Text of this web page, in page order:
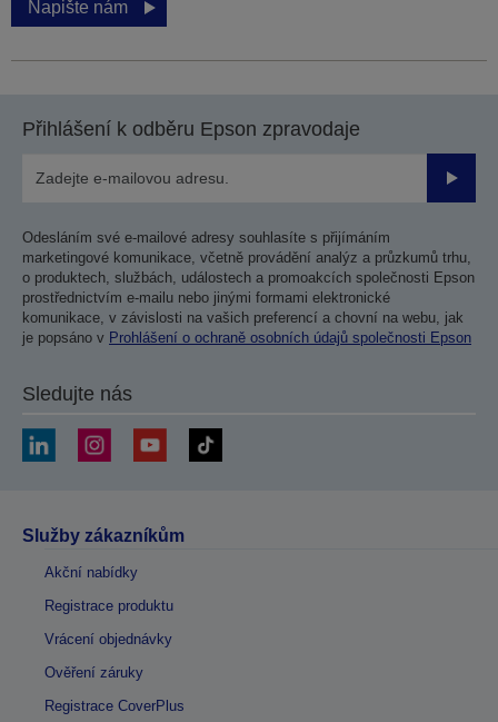
Napište nám
Přihlášení k odběru Epson zpravodaje
Odesláním své e-mailové adresy souhlasíte s přijímáním
marketingové komunikace, včetně provádění analýz a průzkumů trhu,
o produktech, službách, událostech a promoakcích společnosti Epson
prostřednictvím e-mailu nebo jinými formami elektronické
komunikace, v závislosti na vašich preferencí a chovní na webu, jak
je popsáno v Prohlášení o ochraně osobních údajů společnosti Epson
Sledujte nás
Služby zákazníkům
Akční nabídky
Registrace produktu
Vrácení objednávky
Ověření záruky
Registrace CoverPlus